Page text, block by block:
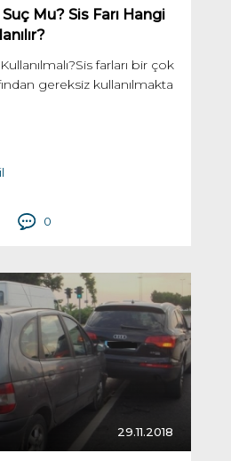
Mu? Sis Farı Hangi
farları bir çok
gereksiz kullanılmakta
0
29.11.2018